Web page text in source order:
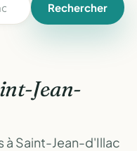
Rechercher
Jean-
à Saint-Jean-d'Illac